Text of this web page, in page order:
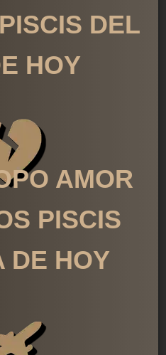
DEL
HOY
AMOR
PISCIS
DE HOY